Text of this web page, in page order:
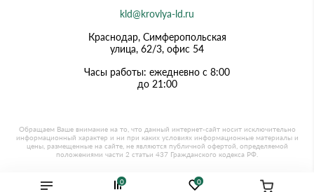
0
0
kld@krovlya-ld.ru
Краснодар, Симферопольская
улица, 62/3, офис 54
Часы работы: ежедневно с 8:00
до 21:00